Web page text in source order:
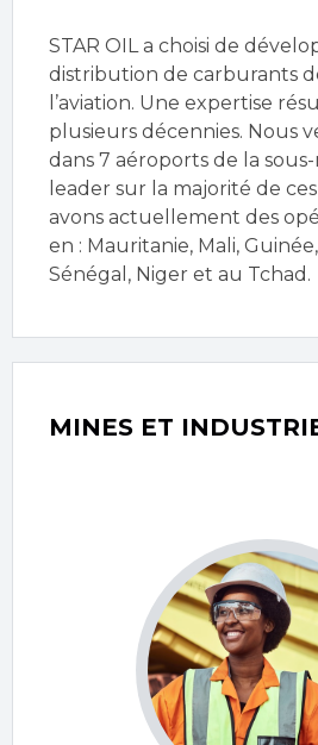
STAR OIL a choisi de
distribution de carburants
l’aviation. Une expertise
plusieurs décennies. Nous
dans 7 aéroports de la
leader sur la majorité de
avons actuellement des
en : Mauritanie, Mali,
Sénégal, Niger et au Tchad.
MINES ET